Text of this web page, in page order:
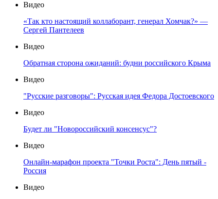
Видео
«Так кто настоящий коллаборант, генерал Хомчак?» —
Сергей Пантелеев
Видео
Обратная сторона ожиданий: будни российского Крыма
Видео
"Русские разговоры": Русская идея Федора Достоевского
Видео
Будет ли "Новороссийский консенсус"?
Видео
Онлайн-марафон проекта "Точки Роста": День пятый -
Россия
Видео